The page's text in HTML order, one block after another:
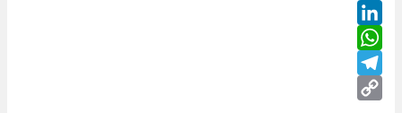
Twitter
LinkedIn
WhatsApp
Telegram